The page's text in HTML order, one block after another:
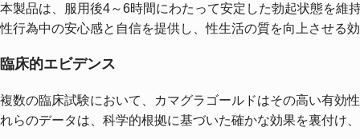
本製品は、服用後4～6時間にわたって安定した勃起状態を維
性行為中の安心感と自信を提供し、性生活の質を向上させる
臨床的エビデンス
複数の臨床試験において、カマグラゴールドはその高い有効
れらのデータは、科学的根拠に基づいた確かな効果を裏付け